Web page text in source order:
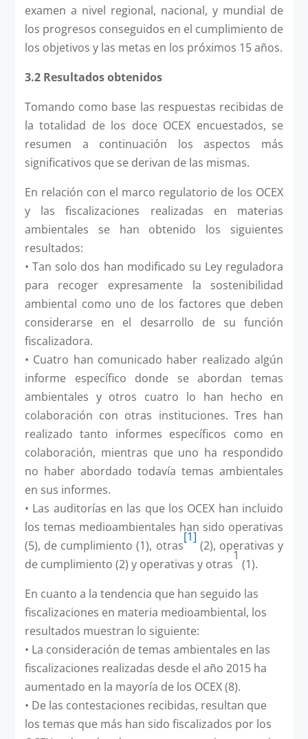
examen a nivel regional, nacional, y mundial de
los progresos conseguidos en el cumplimiento de
los objetivos y las metas en los próximos 15 años.
3.2 Resultados obtenidos
Tomando como base las respuestas recibidas de
la totalidad de los doce OCEX encuestados, se
resumen a continuación los aspectos más
significativos que se derivan de las mismas.
En relación con el marco regulatorio de los OCEX
y las fiscalizaciones realizadas en materias
ambientales se han obtenido los siguientes
resultados:
• Tan solo dos han modificado su Ley reguladora
para recoger expresamente la sostenibilidad
ambiental como uno de los factores que deben
considerarse en el desarrollo de su función
fiscalizadora.
• Cuatro han comunicado haber realizado algún
informe específico donde se abordan temas
ambientales y otros cuatro lo han hecho en
colaboración con otras instituciones. Tres han
realizado tanto informes específicos como en
colaboración, mientras que uno ha respondido
no haber abordado todavía temas ambientales
en sus informes.
• Las auditorías en las que los OCEX han incluido
los temas medioambientales han sido operativas
(5), de cumplimiento (1), otras
[1]
(2), operativas y
de cumplimiento (2) y operativas y otras
1
(1).
En cuanto a la tendencia que han seguido las
fiscalizaciones en materia medioambiental, los
resultados muestran lo siguiente:
• La consideración de temas ambientales en las
fiscalizaciones realizadas desde el año 2015 ha
aumentado en la mayoría de los OCEX (8).
• De las contestaciones recibidas, resultan que
los temas que más han sido fiscalizados por los